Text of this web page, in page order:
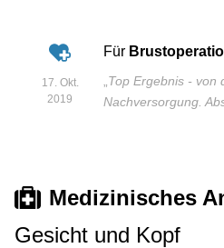
17. Okt.
2019
Für
„Top Ergebnis - von
Nachversorgung.
Medizinisches
Gesicht und Kopf